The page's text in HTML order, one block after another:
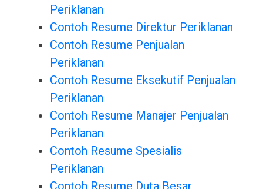
Periklanan
Contoh Resume Direktur Periklanan
Contoh Resume Penjualan
Periklanan
Contoh Resume Eksekutif Penjualan
Periklanan
Contoh Resume Manajer Penjualan
Periklanan
Contoh Resume Spesialis
Periklanan
Contoh Resume Duta Besar